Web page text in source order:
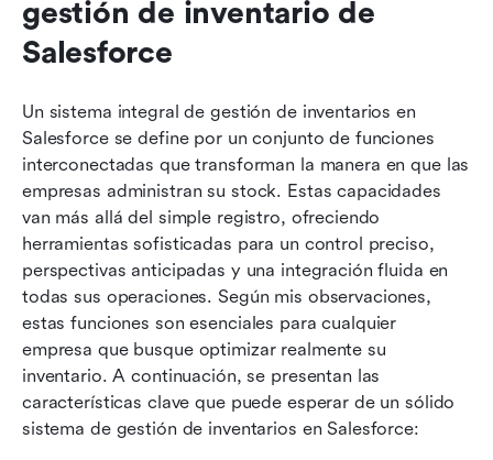
gestión de inventario de
Salesforce
Un sistema integral de gestión de inventarios en
Salesforce se define por un conjunto de funciones
interconectadas que transforman la manera en que las
empresas administran su stock. Estas capacidades
van más allá del simple registro, ofreciendo
herramientas sofisticadas para un control preciso,
perspectivas anticipadas y una integración fluida en
todas sus operaciones. Según mis observaciones,
estas funciones son esenciales para cualquier
empresa que busque optimizar realmente su
inventario. A continuación, se presentan las
características clave que puede esperar de un sólido
sistema de gestión de inventarios en Salesforce: